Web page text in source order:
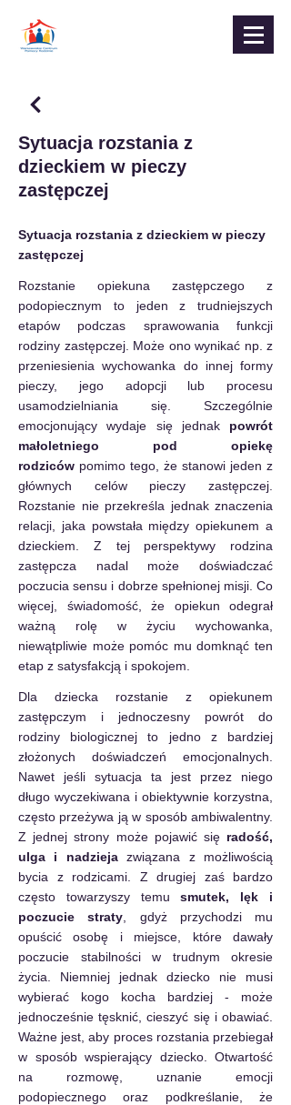
Sytuacja rozstania z
dzieckiem w pieczy
zastępczej
Sytuacja rozstania z dzieckiem w pieczy
zastępczej
Rozstanie opiekuna zastępczego z
podopiecznym to jeden z trudniejszych
etapów podczas sprawowania funkcji
rodziny zastępczej. Może ono wynikać np. z
przeniesienia wychowanka do innej formy
pieczy, jego adopcji lub procesu
usamodzielniania się. Szczególnie
emocjonujący wydaje się jednak powrót
małoletniego pod opiekę
rodziców pomimo tego, że stanowi jeden z
głównych celów pieczy zastępczej.
Rozstanie nie przekreśla jednak znaczenia
relacji, jaka powstała między opiekunem a
dzieckiem. Z tej perspektywy rodzina
zastępcza nadal może doświadczać
poczucia sensu i dobrze spełnionej misji. Co
więcej, świadomość, że opiekun odegrał
ważną rolę w życiu wychowanka,
niewątpliwie może pomóc mu domknąć ten
etap z satysfakcją i spokojem.
Dla dziecka rozstanie z opiekunem
zastępczym i jednoczesny powrót do
rodziny biologicznej to jedno z bardziej
złożonych doświadczeń emocjonalnych.
Nawet jeśli sytuacja ta jest przez niego
długo wyczekiwana i obiektywnie korzystna,
często przeżywa ją w sposób ambiwalentny.
Z jednej strony może pojawić się radość,
ulga i nadzieja związana z możliwością
bycia z rodzicami. Z drugiej zaś bardzo
często towarzyszy temu smutek, lęk i
poczucie straty , gdyż przychodzi mu
opuścić osobę i miejsce, które dawały
poczucie stabilności w trudnym okresie
życia. Niemniej jednak dziecko nie musi
wybierać kogo kocha bardziej - może
jednocześnie tęsknić, cieszyć się i obawiać.
Ważne jest, aby proces rozstania przebiegał
w sposób wspierający dziecko. Otwartość
na rozmowę, uznanie emocji
podopiecznego oraz podkreślanie, że